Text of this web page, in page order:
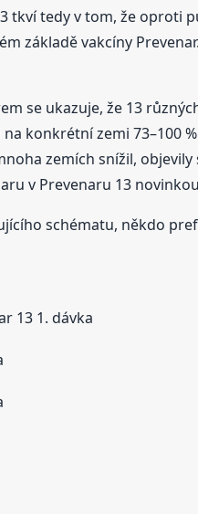
tkví tedy v tom, že
základě vakcíny
se ukazuje, že 13
na konkrétní zemi
zemích snížil,
v Prevenaru 13
schématu, někdo
13 1. dávka